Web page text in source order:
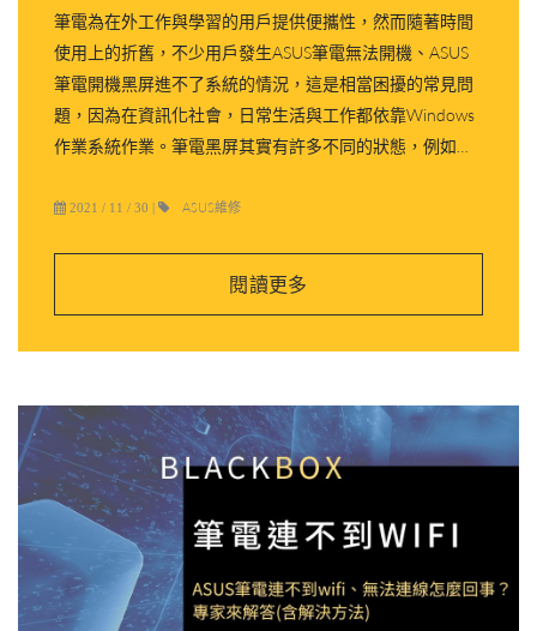
筆電為在外工作與學習的用戶提供便攜性，然而隨著時間
使用上的折舊，不少用戶發生ASUS筆電無法開機、ASUS
筆電開機黑屏進不了系統的情況，這是相當困擾的常見問
題，因為在資訊化社會，日常生活與工作都依靠Windows
作業系統作業。筆電黑屏其實有許多不同的狀態，例如：
聲、開機沒畫面…
2021 / 11 / 30 ASUS維修
閱讀更多